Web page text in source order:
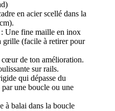
en acier scellé dans la
Une fine maille en inox
grille (facile à retirer pour
de ton amélioration.
sur rails.
qui dépasse du
une boucle ou une
à balai dans la boucle